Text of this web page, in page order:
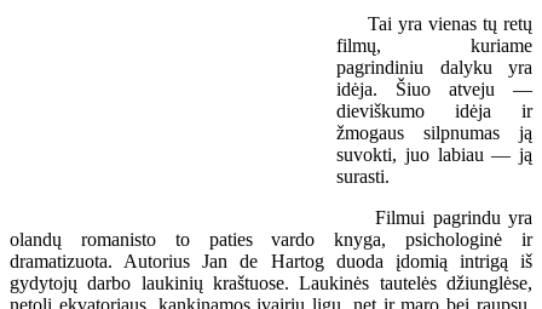
Tai yra vienas tų retų
filmų, kuriame
pagrindiniu dalyku yra
idėja. Šiuo atveju —
dieviškumo idėja ir
žmogaus silpnumas ją
suvokti, juo labiau — ją
surasti.
Filmui pagrindu yra
olandų romanisto to paties vardo knyga, psichologinė ir
dramatizuota. Autorius Jan de Hartog duoda įdomią intrigą iš
gydytojų darbo laukinių kraštuose. Laukinės tautelės džiunglėse,
netoli ekvatoriaus, kankinamos įvairių ligų, net ir maro bei raupsų,